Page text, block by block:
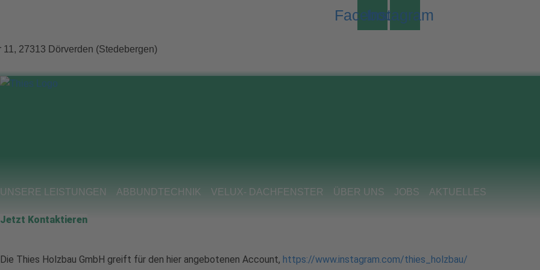
Facebook
Instagram
11, 27313 Dörverden (Stedebergen)
UNSERE LEISTUNGEN ABBUNDTECHNIK VELUX- DACHFENSTER ÜBER UNS JOBS AKTUELLES
Jetzt Kontaktieren
Die Thies Holzbau GmbH greift für den hier angebotenen Account, https://www.instagram.com/thies_holzbau/